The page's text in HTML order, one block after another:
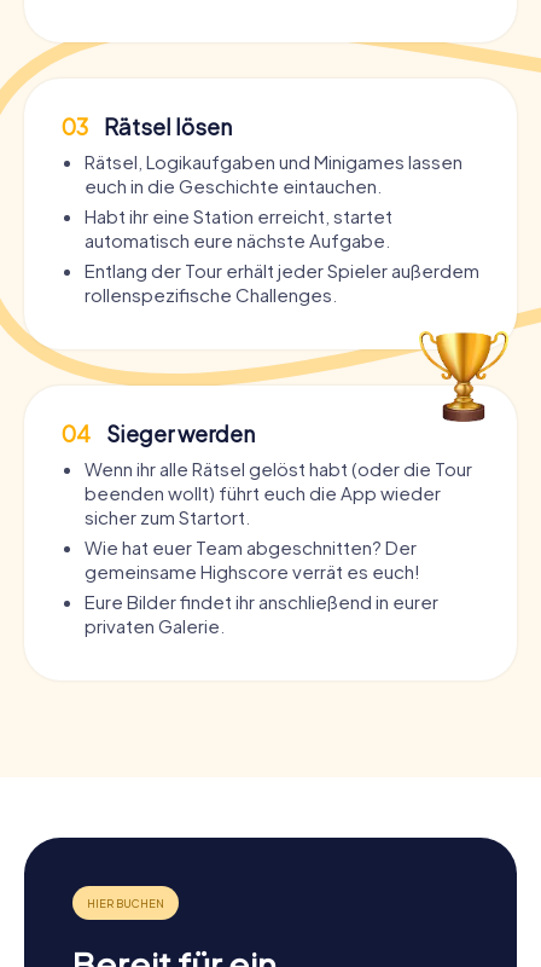
03 Rätsel lösen
Rätsel, Logikaufgaben und Minigames lassen
euch in die Geschichte eintauchen.
Habt ihr eine Station erreicht, startet
automatisch eure nächste Aufgabe.
Entlang der Tour erhält jeder Spieler außerdem
rollenspezifische Challenges.
04 Sieger werden
Wenn ihr alle Rätsel gelöst habt (oder die Tour
beenden wollt) führt euch die App wieder
sicher zum Startort.
Wie hat euer Team abgeschnitten? Der
gemeinsame Highscore verrät es euch!
Eure Bilder findet ihr anschließend in eurer
privaten Galerie.